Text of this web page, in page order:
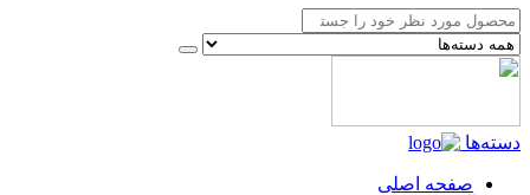
دسته‌ها
صفحه اصلی